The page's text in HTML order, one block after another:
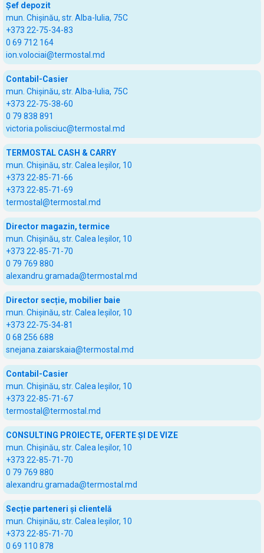
Șef depozit
mun. Chișinău, str. Alba-Iulia, 75C
+373 22-75-34-83
0 69 712 164
ion.volociai@termostal.md
Contabil-Casier
mun. Chișinău, str. Alba-Iulia, 75C
+373 22-75-38-60
0 79 838 891
victoria.polisciuc@termostal.md
TERMOSTAL CASH & CARRY
mun. Chișinău, str. Calea Ieșilor, 10
+373 22-85-71-66
+373 22-85-71-69
termostal@termostal.md
Director magazin, termice
mun. Chișinău, str. Calea Ieșilor, 10
+373 22-85-71-70
0 79 769 880
alexandru.gramada@termostal.md
Director secție, mobilier baie
mun. Chișinău, str. Calea Ieșilor, 10
+373 22-75-34-81
0 68 256 688
snejana.zaiarskaia@termostal.md
Contabil-Casier
mun. Chișinău, str. Calea Ieșilor, 10
+373 22-85-71-67
termostal@termostal.md
CONSULTING PROIECTE, OFERTE ŞI DE VIZE
mun. Chișinău, str. Calea Ieșilor, 10
+373 22-85-71-70
0 79 769 880
alexandru.gramada@termostal.md
Secție parteneri și clientelă
mun. Chișinău, str. Calea Ieșilor, 10
+373 22-85-71-70
0 69 110 878